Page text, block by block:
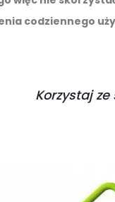
codziennego
Korzystaj